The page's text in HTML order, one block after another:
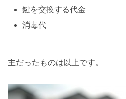
鍵を交換する代金
消毒代
主だったものは以上です。